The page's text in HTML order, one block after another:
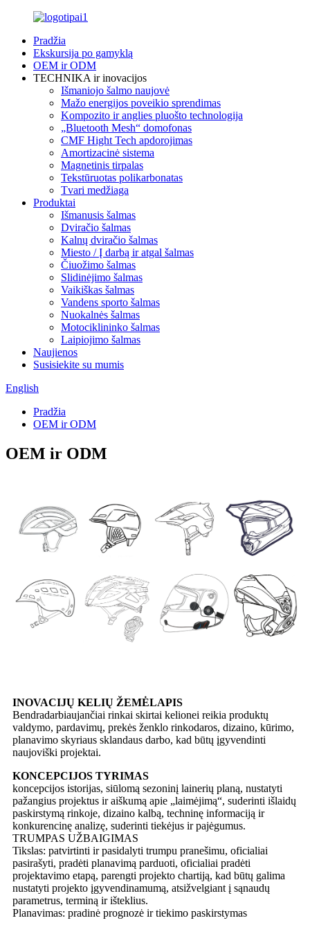
Pradžia
Ekskursija po gamyklą
OEM ir ODM
TECHNIKA ir inovacijos
Išmaniojo šalmo naujovė
Mažo energijos poveikio sprendimas
Kompozito ir anglies pluošto technologija
„Bluetooth Mesh“ domofonas
CMF Hight Tech apdorojimas
Amortizacinė sistema
Magnetinis tirpalas
Tekstūruotas polikarbonatas
Tvari medžiaga
Produktai
Išmanusis šalmas
Dviračio šalmas
Kalnų dviračio šalmas
Miesto / Į darbą ir atgal šalmas
Čiuožimo šalmas
Slidinėjimo šalmas
Vaikiškas šalmas
Vandens sporto šalmas
Nuokalnės šalmas
Motociklininko šalmas
Laipiojimo šalmas
Naujienos
Susisiekite su mumis
English
Pradžia
OEM ir ODM
OEM ir ODM
INOVACIJŲ KELIŲ ŽEMĖLAPIS
Bendradarbiaujančiai rinkai skirtai kelionei reikia produktų
valdymo, pardavimų, prekės ženklo rinkodaros, dizaino, kūrimo,
planavimo skyriaus sklandaus darbo, kad būtų įgyvendinti
naujoviški projektai.
KONCEPCIJOS TYRIMAS
koncepcijos istorijas, siūlomą sezoninį lainerių planą, nustatyti
pažangius projektus ir aiškumą apie „laimėjimą“, suderinti išlaidų
paskirstymą rinkoje, dizaino kalbą, techninę informaciją ir
konkurencinę analizę, suderinti tiekėjus ir pajėgumus.
TRUMPAS UŽBAIGIMAS
Tikslas: patvirtinti ir pasidalyti trumpu pranešimu, oficialiai
pasirašyti, pradėti planavimą parduoti, oficialiai pradėti
projektavimo etapą, parengti projekto chartiją, kad būtų galima
nustatyti projekto įgyvendinamumą, atsižvelgiant į sąnaudų
parametrus, terminą ir išteklius.
Planavimas: pradinė prognozė ir tiekimo paskirstymas